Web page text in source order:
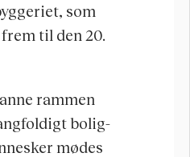
som
til den 20.
rammen
bolig-
mødes